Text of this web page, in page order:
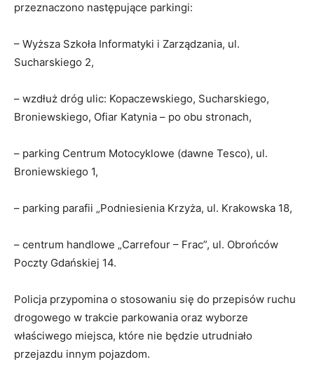
przeznaczono następujące parkingi:
– Wyższa Szkoła Informatyki i Zarządzania, ul.
Sucharskiego 2,
– wzdłuż dróg ulic: Kopaczewskiego, Sucharskiego,
Broniewskiego, Ofiar Katynia – po obu stronach,
– parking Centrum Motocyklowe (dawne Tesco), ul.
Broniewskiego 1,
– parking parafii „Podniesienia Krzyża, ul. Krakowska 18,
– centrum handlowe „Carrefour – Frac”, ul. Obrońców
Poczty Gdańskiej 14.
Policja przypomina o stosowaniu się do przepisów ruchu
drogowego w trakcie parkowania oraz wyborze
właściwego miejsca, które nie będzie utrudniało
przejazdu innym pojazdom.